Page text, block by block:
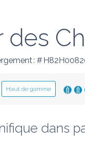
des
: #
Haut de gamme
dans